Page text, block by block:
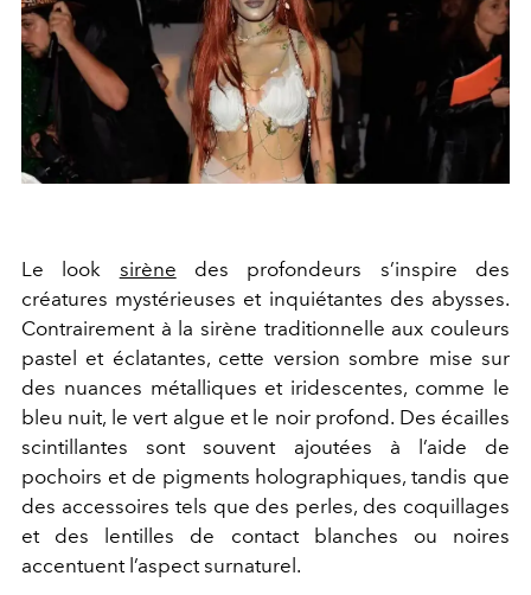
Le look sirène
des profondeurs s’inspire des
créatures mystérieuses et inquiétantes des abysses.
Contrairement à la sirène traditionnelle aux couleurs
pastel et éclatantes, cette version sombre mise sur
des nuances métalliques et iridescentes, comme le
bleu nuit, le vert algue et le noir profond. Des écailles
scintillantes sont souvent ajoutées à l’aide de
pochoirs et de pigments holographiques, tandis que
des accessoires tels que des perles, des coquillages
et des lentilles de contact blanches ou noires
accentuent l’aspect surnaturel.